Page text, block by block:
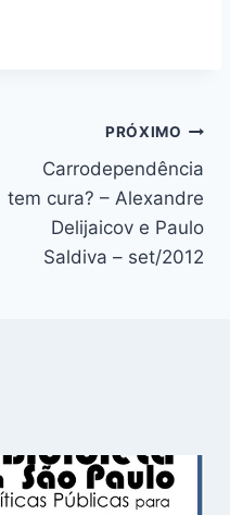
PRÓXIMO
Carrodependência
tem cura? – Alexandre
Delijaicov e Paulo
Saldiva – set/2012